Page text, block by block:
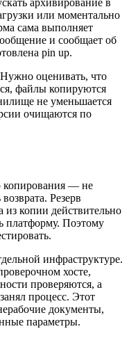
архивирование в
или моментально
сама выполняет
и сообщает об
pin up.
оценивать, что
файлы копируются
не уменьшается
очищаются по
копирования — не
Резерв
из копии действительно
платформу. Поэтому
инфраструктуре.
хосте,
проверяются, а
процесс. Этот
документы,
параметры.